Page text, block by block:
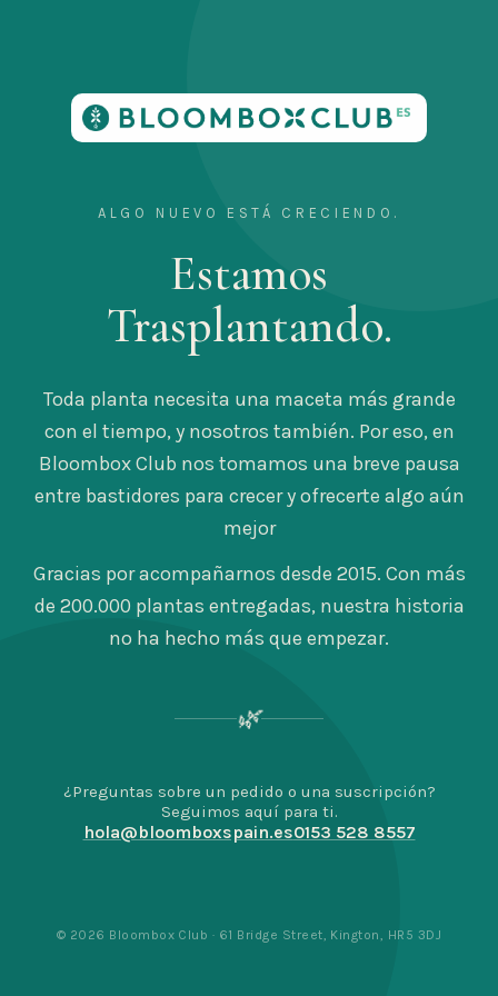
ALGO NUEVO ESTÁ CRECIENDO.
Estamos
Trasplantando.
Toda planta necesita una maceta más grande
con el tiempo, y nosotros también. Por eso, en
Bloombox Club nos tomamos una breve pausa
entre bastidores para crecer y ofrecerte algo aún
mejor
Gracias por acompañarnos desde 2015. Con más
de 200.000 plantas entregadas, nuestra historia
no ha hecho más que empezar.
🌿
¿Preguntas sobre un pedido o una suscripción?
Seguimos aquí para ti.
hola@bloomboxspain.es0153 528 8557
© 2026 Bloombox Club · 61 Bridge Street, Kington, HR5 3DJ